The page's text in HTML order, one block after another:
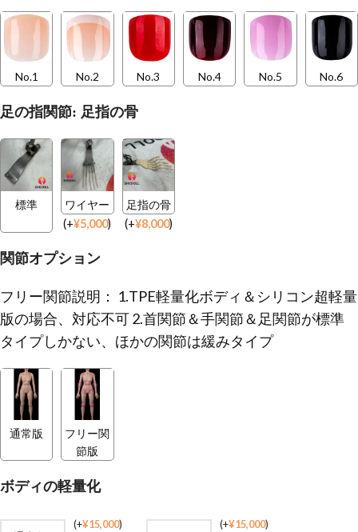
No.1 No.2 No.3 No.4 No.5 No.6
足の指関節: 足指の骨
標準
ワイヤー
(+¥5,000)
足指の骨
(+¥8,000)
関節オプション
フリー関節説明： 1.TPE軽量化ボディ＆シリコン超軽量
版の場合、対応不可 2.首関節＆手関節＆足関節が標準
タイプしかない、ほかの関節は緩みタイプ
通常版
フリー関
節版
ボディの軽量化
(+¥15,000) (+¥15,000)